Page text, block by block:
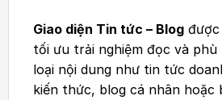
Giao diện Tin tức – Blogđược
tối ưu trải nghiệm đọc và phù
loại nội dung như tin tức
kiến thức, blog cá nhân hoặc